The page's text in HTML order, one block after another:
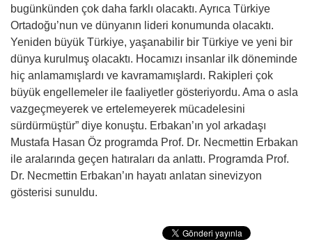
bugünkünden çok daha farklı olacaktı. Ayrıca Türkiye
Ortadoğu’nun ve dünyanın lideri konumunda olacaktı.
Yeniden büyük Türkiye, yaşanabilir bir Türkiye ve yeni bir
dünya kurulmuş olacaktı. Hocamızı insanlar ilk döneminde
hiç anlamamışlardı ve kavramamışlardı. Rakipleri çok
büyük engellemeler ile faaliyetler gösteriyordu. Ama o asla
vazgeçmeyerek ve ertelemeyerek mücadelesini
sürdürmüştür” diye konuştu. Erbakan’ın yol arkadaşı
Mustafa Hasan Öz programda Prof. Dr. Necmettin Erbakan
ile aralarında geçen hatıraları da anlattı. Programda Prof.
Dr. Necmettin Erbakan’ın hayatı anlatan sinevizyon
gösterisi sunuldu.